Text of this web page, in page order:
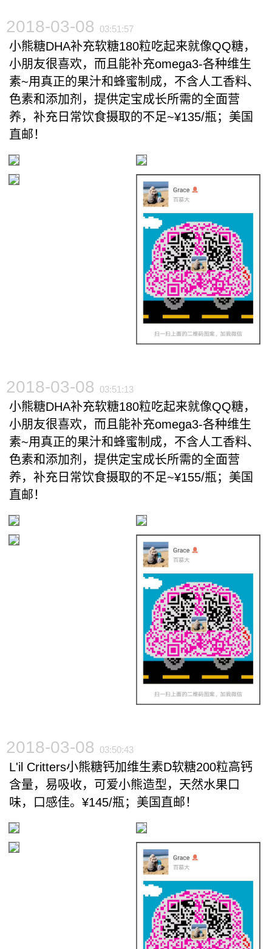
2018-03-08 03:51:57
小熊糖DHA补充软糖180粒吃起来就像QQ糖，
小朋友很喜欢，而且能补充omega3-各种维生
素~用真正的果汁和蜂蜜制成，不含人工香料、
色素和添加剂，提供定宝成长所需的全面营
养，补充日常饮食摄取的不足~¥135/瓶；美国
直邮！
2018-03-08 03:51:13
小熊糖DHA补充软糖180粒吃起来就像QQ糖，
小朋友很喜欢，而且能补充omega3-各种维生
素~用真正的果汁和蜂蜜制成，不含人工香料、
色素和添加剂，提供定宝成长所需的全面营
养，补充日常饮食摄取的不足~¥155/瓶；美国
直邮！
2018-03-08 03:50:43
L'il Critters小熊糖钙加维生素D软糖200粒高钙
含量，易吸收，可爱小熊造型，天然水果口
味，口感佳。¥145/瓶；美国直邮！